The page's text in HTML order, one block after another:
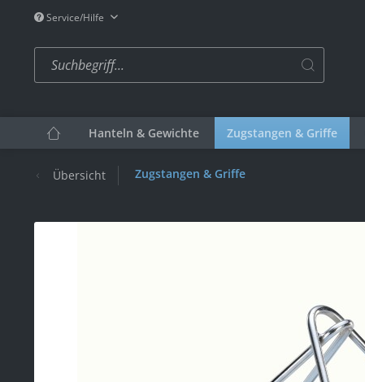
Service/Hilfe
Hanteln & Gewichte Zugstangen & Griffe
Übersicht Zugstangen & Griffe